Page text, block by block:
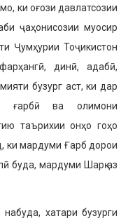
ки оғози давлатсозии
ҷаҳонисозии муосир
Ҷумҳурии Тоҷикистон
динӣ, адабӣ,
бузург аст, ки дар
ғарбӣ ва олимони
таърихии онҳо гоҳо
ки мардуми Ғарб дорои
буда, мардуми Шарқ аз
хатари бузурги